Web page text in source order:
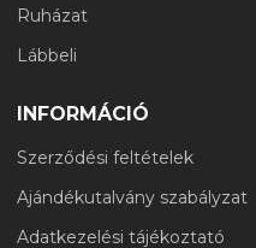
Ruházat
Lábbeli
INFORMÁCIÓ
Szerződési feltételek
Ajándékutalvány szabályzat
Adatkezelési tájékoztató